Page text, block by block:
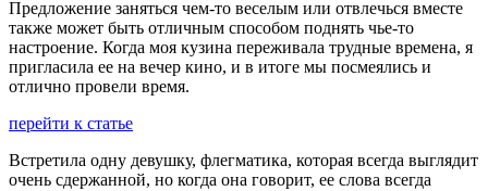
Предложение заняться чем-то веселым или отвлечься вместе
также может быть отличным способом поднять чье-то
настроение. Когда моя кузина переживала трудные времена, я
пригласила ее на вечер кино, и в итоге мы посмеялись и
отлично провели время.
перейти к статье
Встретила одну девушку, флегматика, которая всегда выглядит
очень сдержанной, но когда она говорит, ее слова всегда